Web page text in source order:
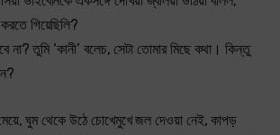
গিয়েছিলি?
না? তুমি ‘কানী’ বলেচ, সেটা তোমার মিছে কথা। কিন্তু
ঘুম থেকে উঠে চোখেমুখে জল দেওয়া নেই, কাপড়